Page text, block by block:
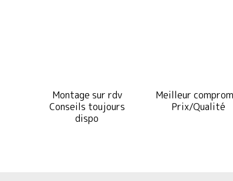
Montage sur rdv
Conseils toujours
dispo
Meilleur
Prix/Qualité